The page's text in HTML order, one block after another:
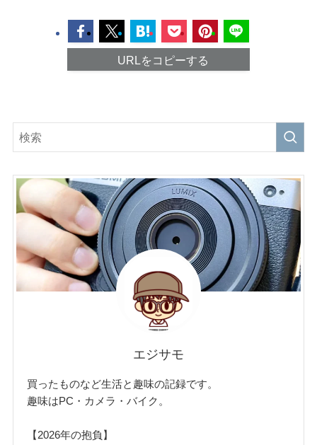
URLをコピーする
エジサモ
買ったものなど生活と趣味の記録です。
趣味はPC・カメラ・バイク。
【2026年の抱負】